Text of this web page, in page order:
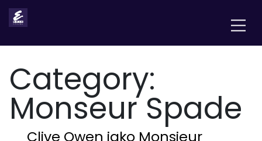
Category:
Monseur Spade
Clive Owen jako Monsieur